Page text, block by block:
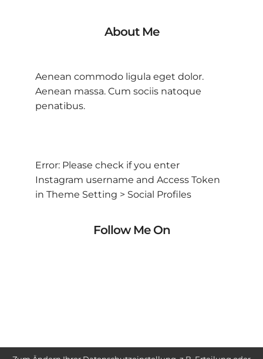
About Me
Aenean commodo ligula eget dolor.
Aenean massa. Cum sociis natoque
penatibus.
Error: Please check if you enter
Instagram username and Access Token
in Theme Setting > Social Profiles
Follow Me On